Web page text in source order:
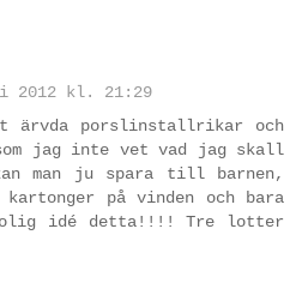
2012 kl. 21:29
ärvda porslinstallrikar och
jag inte vet vad jag skall
man ju spara till barnen,
på vinden och bara
rolig idé detta!!!! Tre lotter